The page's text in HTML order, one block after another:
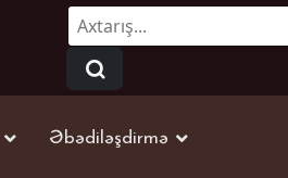
Axtarmaq...
Əbədiləşdirmə